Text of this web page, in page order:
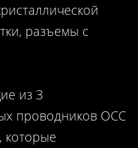
разъемы с
из 3
проводников OCC